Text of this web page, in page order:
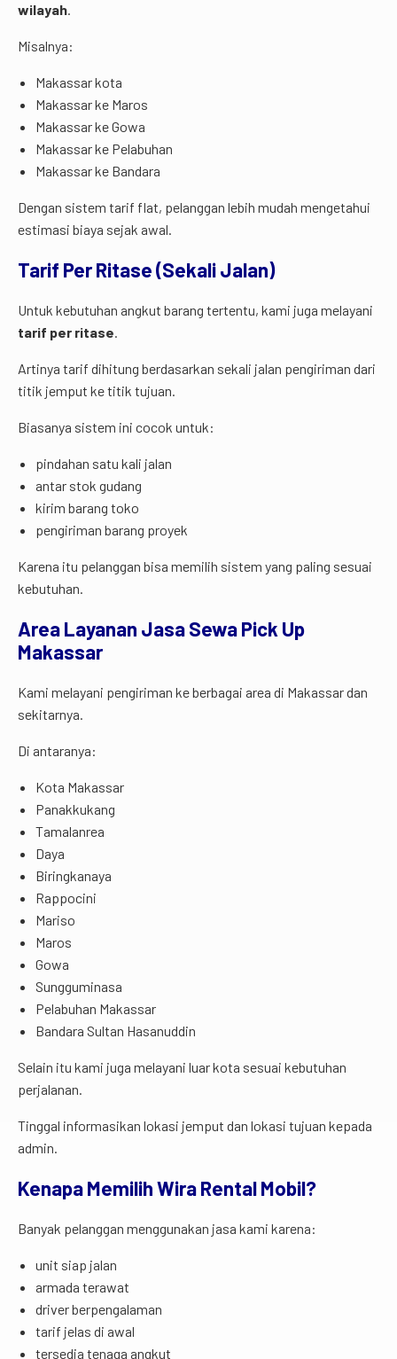
wilayah.
Misalnya:
Makassar kota
Makassar ke Maros
Makassar ke Gowa
Makassar ke Pelabuhan
Makassar ke Bandara
Dengan sistem tarif flat, pelanggan lebih mudah mengetahui
estimasi biaya sejak awal.
Tarif Per Ritase (Sekali Jalan)
Untuk kebutuhan angkut barang tertentu, kami juga melayani
tarif per ritase.
Artinya tarif dihitung berdasarkan sekali jalan pengiriman dari
titik jemput ke titik tujuan.
Biasanya sistem ini cocok untuk:
pindahan satu kali jalan
antar stok gudang
kirim barang toko
pengiriman barang proyek
Karena itu pelanggan bisa memilih sistem yang paling sesuai
kebutuhan.
Area Layanan Jasa Sewa Pick Up
Makassar
Kami melayani pengiriman ke berbagai area di Makassar dan
sekitarnya.
Di antaranya:
Kota Makassar
Panakkukang
Tamalanrea
Daya
Biringkanaya
Rappocini
Mariso
Maros
Gowa
Sungguminasa
Pelabuhan Makassar
Bandara Sultan Hasanuddin
Selain itu kami juga melayani luar kota sesuai kebutuhan
perjalanan.
Tinggal informasikan lokasi jemput dan lokasi tujuan kepada
admin.
Kenapa Memilih Wira Rental Mobil?
Banyak pelanggan menggunakan jasa kami karena:
unit siap jalan
armada terawat
driver berpengalaman
tarif jelas di awal
tersedia tenaga angkut